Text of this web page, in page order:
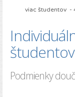
viac študentov -
Podmienky